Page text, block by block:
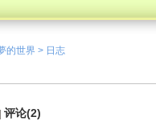
的世界 > 日志
评论(2)